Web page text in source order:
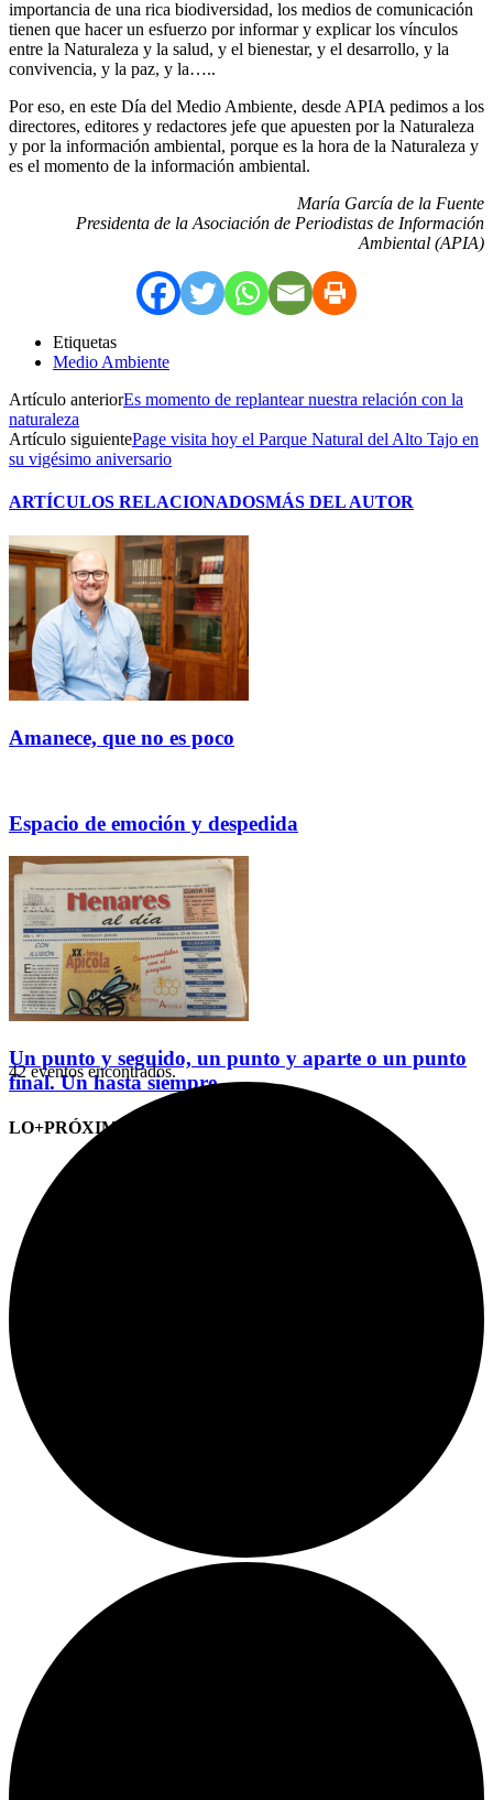
importancia de una rica biodiversidad, los medios de comunicación
tienen que hacer un esfuerzo por informar y explicar los vínculos
entre la Naturaleza y la salud, y el bienestar, y el desarrollo, y la
convivencia, y la paz, y la…..
Por eso, en este Día del Medio Ambiente, desde APIA pedimos a los
directores, editores y redactores jefe que apuesten por la Naturaleza
y por la información ambiental, porque es la hora de la Naturaleza y
es el momento de la información ambiental.
María García de la Fuente
Presidenta de la Asociación de Periodistas de Información
Ambiental (APIA)
Etiquetas
Medio Ambiente
Artículo anteriorEs momento de replantear nuestra relación con la
naturaleza
Artículo siguientePage visita hoy el Parque Natural del Alto Tajo en
su vigésimo aniversario
ARTÍCULOS RELACIONADOSMÁS DEL AUTOR
Amanece, que no es poco
Espacio de emoción y despedida
Un punto y seguido, un punto y aparte o un punto
final. Un hasta siempre
LO+PRÓXIMO (CITAS)
42 eventos encontrados.